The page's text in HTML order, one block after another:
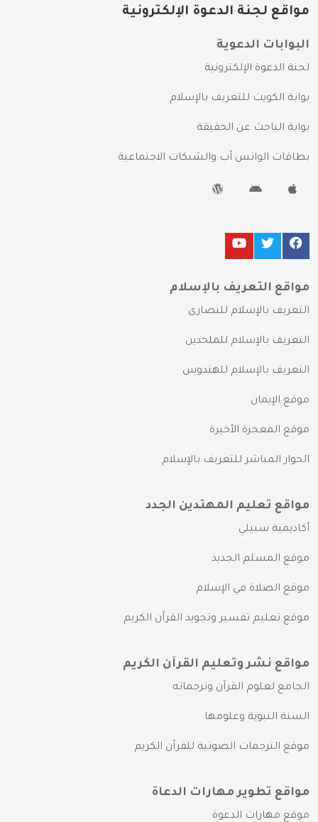
مواقع لجنة الدعوة الإلكترونية
البوابات الدعوية
لجنة الدعوة الإلكترونية
بوابة الكويت للتعريف بالإسلام
بوابة الباحث عن الحقيقة
بطاقات الواتس آب والشبكات الاجتماعية
مواقع التعريف بالإسلام
التعريف بالإسلام للنصارى
التعريف بالإسلام للملحدين
التعريف بالإسلام للهندوس
موقع الإيمان
موقع المعجزة الأخيرة
الحوار المباشر للتعريف بالإسلام
مواقع تعليم المهتدين الجدد
أكاديمية سبيلي
موقع المسلم الجديد
موقع الصلاة في الإسلام
موقع تعليم تفسير وتجويد القرآن الكريم
مواقع نشر وتعليم القرآن الكريم
الجامع لعلوم القرآن وترجماته
السنة النبوية وعلومها
موقع الترجمات الصوتية للقرآن الكريم
مواقع تطوير مهارات الدعاة
موقع مهارات الدعوة